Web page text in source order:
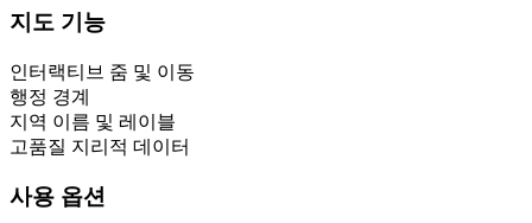
+
지도 기능
인터랙티브 줌 및 이동
행정 경계
지역 이름 및 레이블
고품질 지리적 데이터
사용 옵션